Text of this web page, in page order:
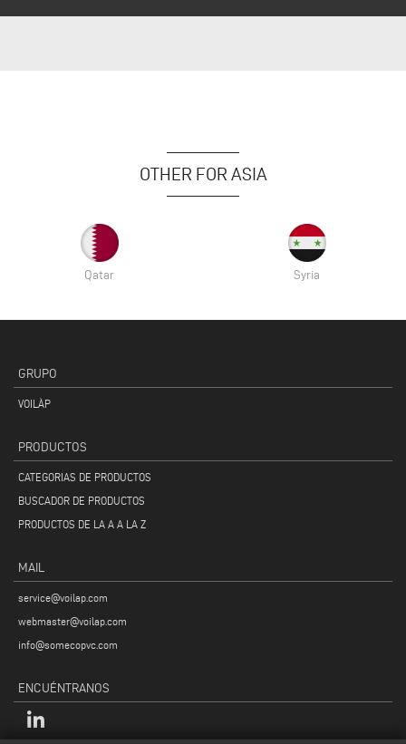
OTHER FOR ASIA
Qatar Syria
GRUPO
VOILÀP
PRODUCTOS
CATEGORIAS DE PRODUCTOS
BUSCADOR DE PRODUCTOS
PRODUCTOS DE LA A A LA Z
MAIL
service@voilap.com
webmaster@voilap.com
info@somecopvc.com
ENCUÉNTRANOS